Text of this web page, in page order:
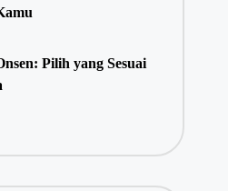
Pilih yang Sesuai